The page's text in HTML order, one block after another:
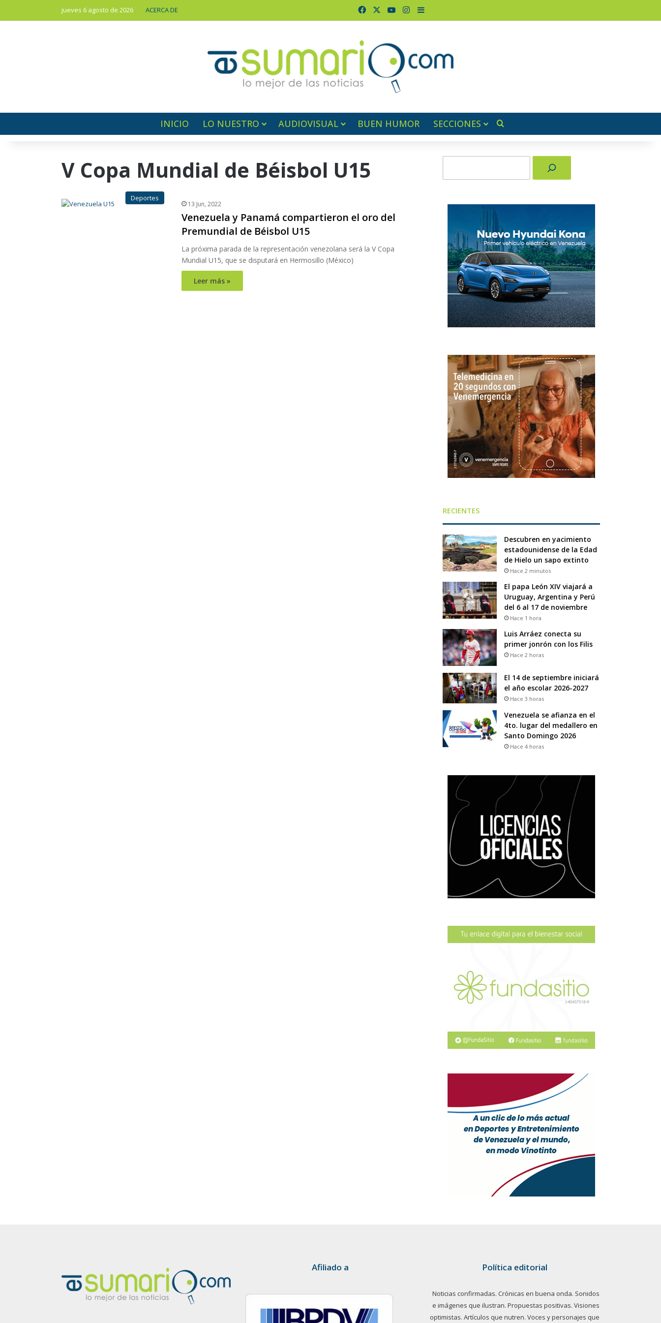
jueves 6 agosto de 2026 ACERCA DE FacebookYouTubeInstagram
Barra lateral
INICIO LO NUESTRO AUDIOVISUAL BUEN HUMOR SECCIONES
V Copa Mundial de Béisbol U15
Deportes
13 Jun, 2022
Venezuela y Panamá compartieron el oro del
Premundial de Béisbol U15
La próxima parada de la representación venezolana será la V Copa
Mundial U15, que se disputará en Hermosillo (México)
Leer más »
RECIENTES
Descubren en yacimiento
estadounidense de la Edad
de Hielo un sapo extinto
Hace 2 minutos
El papa León XIV viajará a
Uruguay, Argentina y Perú
del 6 al 17 de noviembre
Hace 1 hora
Luis Arráez conecta su
primer jonrón con los Filis
Hace 2 horas
El 14 de septiembre iniciará
el año escolar 2026-2027
Hace 3 horas
Venezuela se afianza en el
4to. lugar del medallero en
Santo Domingo 2026
Hace 4 horas
Afiliado a Política editorial
Noticias confirmadas. Crónicas en buena onda. Sonidos
e imágenes que ilustran. Propuestas positivas. Visiones
optimistas. Artículos que nutren. Voces y personajes que